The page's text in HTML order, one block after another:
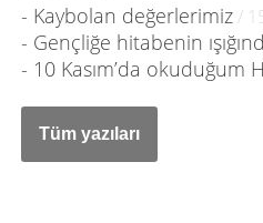
- Kaybolan değerlerimiz/
- Gençliğe hitabenin
- 10 Kasım’da okuduğum